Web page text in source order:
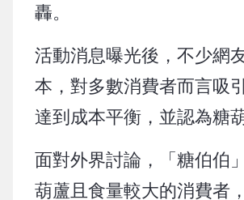
轟。
活動消息曝光後，不少網
本，對多數消費者而言吸
達到成本平衡，並認為糖
面對外界討論，「糖伯伯
葫蘆且食量較大的消費者